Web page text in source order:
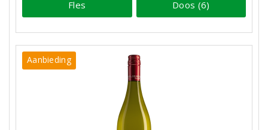
Fles Doos (6)
Aanbieding